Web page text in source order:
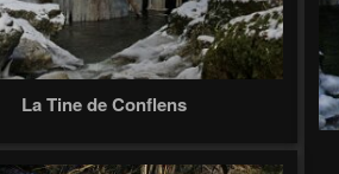
La Tine de Conflens